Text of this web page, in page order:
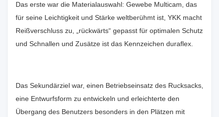
Das erste war die Materialauswahl: Gewebe Multicam, das
für seine Leichtigkeit und Stärke weltberühmt ist, YKK macht
Reißverschluss zu, „rückwärts“ gepasst für optimalen Schutz
und Schnallen und Zusätze ist das Kennzeichen duraflex.
Das Sekundärziel war, einen Betriebseinsatz des Rucksacks,
eine Entwurfsform zu entwickeln und erleichterte den
Übergang des Benutzers besonders in den Plätzen mit